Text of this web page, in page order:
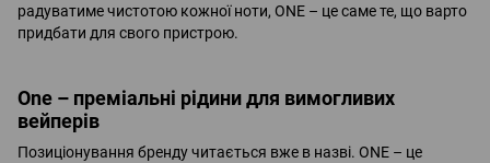
радуватиме чистотою кожної ноти, ONE – це саме те, що варто
придбати для свого пристрою.
One – преміальні рідини для вимогливих
вейперів
Позиціонування бренду читається вже в назві. ONE – це